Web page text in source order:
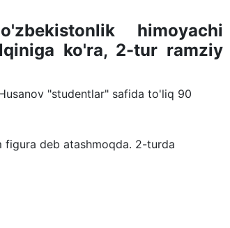
himoyachi
ko'ra, 2-tur ramziy
"studentlar" safida to'liq 90
figura deb atashmoqda. 2-turda